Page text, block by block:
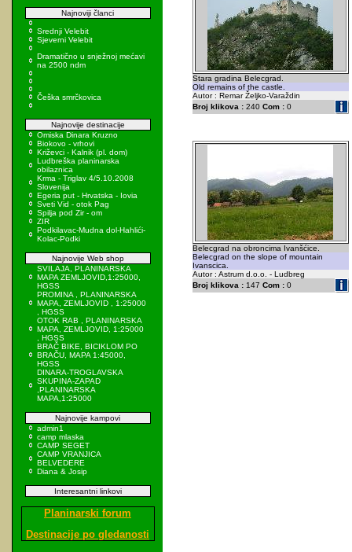
Najnoviji članci
Srednji Velebit
Sjeverni Velebit
Dramatično u snježnoj mećavi
na 2500 ndm
Češka smrčkovica
Najnovije destinacije
Omiska Dinara Kruzno
Biokovo - vrhovi
Križevci - Kalnik (pl. dom)
Ludbreška planinarska
obilaznica
Krma - Triglav 4/5.10.2008
Slovenija
Egeria put - Hrvatska - Iovia
Sveti Vid - otok Pag
Spilja pod Zir - om
ZIR
Podkilavac-Mudna dol-Hahlići-
Kolac-Podki
Najnovije Web shop
SVILAJA, PLANINARSKA
MAPA ZEMLJOVID,1:25000,
HGSS
PROMINA , PLANINARSKA
MAPA, ZEMLJOVID , 1:25000
, HGSS
OTOK RAB , PLANINARSKA
MAPA, ZEMLJOVID, 1:25000
, HGSS
BRAČ BIKE, BICIKLOM PO
BRAČU, MAPA 1:45000,
HGSS
DINARA-TROGLAVSKA
SKUPINA-ZAPAD
,PLANINARSKA
MAPA,1:25000
Najnovije kampovi
admin1
camp mlaska
CAMP SEGET
CAMP VRANJICA
BELVEDERE
Diana & Josip
Interesantni linkovi
Planinarski forum
Destinacije po gledanosti
Stara gradina Belecgrad.
Old remains of the castle.
Autor : Remar Željko-Varaždin
Broj klikova :240 Com :0
Belecgrad na obroncima Ivanšćice.
Belecgrad on the slope of mountain
Ivanscica.
Autor : Astrum d.o.o. - Ludbreg
Broj klikova :147 Com :0